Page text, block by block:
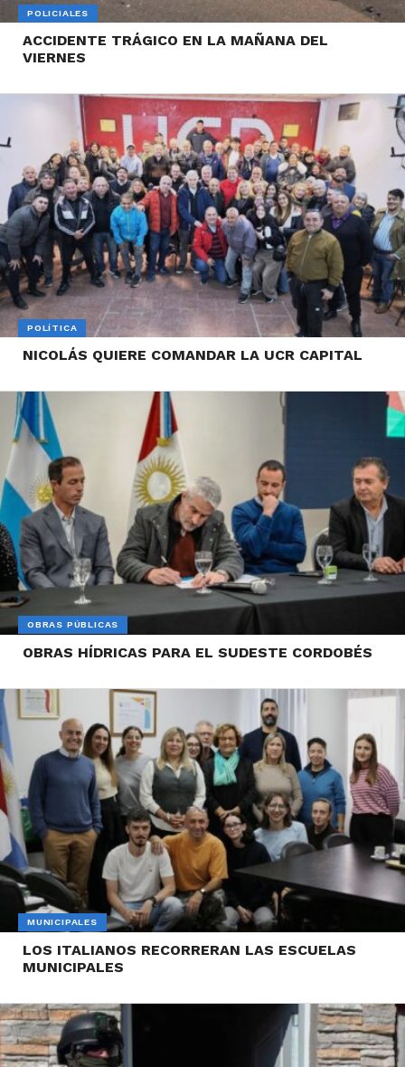
POLICIALES
ACCIDENTE TRÁGICO EN LA MAÑANA DEL
VIERNES
POLÍTICA
NICOLÁS QUIERE COMANDAR LA UCR CAPITAL
OBRAS PÚBLICAS
OBRAS HÍDRICAS PARA EL SUDESTE CORDOBÉS
MUNICIPALES
LOS ITALIANOS RECORRERAN LAS ESCUELAS
MUNICIPALES